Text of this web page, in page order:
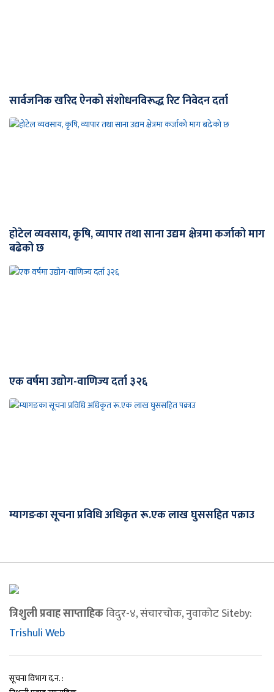
सार्वजनिक खरिद ऐनको संशोधनविरूद्ध रिट निवेदन दर्ता
होटेल व्यवसाय, कृषि, व्यापार तथा साना उद्यम क्षेत्रमा कर्जाको माग
बढेको छ
एक वर्षमा उद्योग-वाणिज्य दर्ता ३२६
म्यागङका सूचना प्रविधि अधिकृत रू.एक लाख घुससहित पक्राउ
त्रिशुली प्रवाह साप्ताहिकविदुर-४, संचारचोक, नुवाकोट Siteby:
Trishuli Web
सूचना विभाग द.न. :